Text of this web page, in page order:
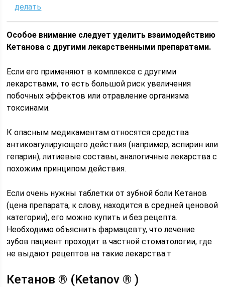
делать
Особое внимание следует уделить взаимодействию
Кетанова с другими лекарственными препаратами.
Если его применяют в комплексе с другими
лекарствами, то есть большой риск увеличения
побочных эффектов или отравление организма
токсинами.
К опасным медикаментам относятся средства
антикоагулирующего действия (например, аспирин или
гепарин), литиевые составы, аналогичные лекарства с
похожим принципом действия.
Если очень нужны таблетки от зубной боли Кетанов
(цена препарата, к слову, находится в средней ценовой
категории), его можно купить и без рецепта.
Необходимо объяснить фармацевту, что лечение
зубов пациент проходит в частной стоматологии, где
не выдают рецептов на такие лекарства.т
Кетанов ® (Ketanov ® )